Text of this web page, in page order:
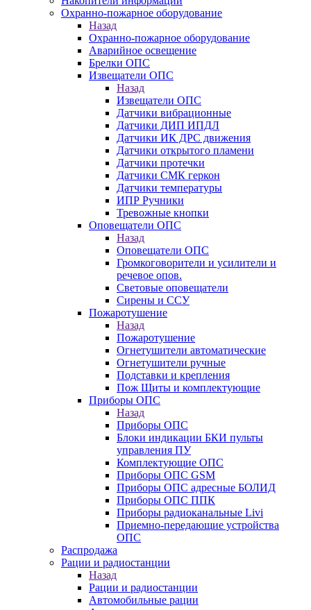
Охранно-пожарное оборудование
Назад
Охранно-пожарное оборудование
Аварийное освещение
Брелки ОПС
Извещатели ОПС
Назад
Извещатели ОПС
Датчики вибрационные
Датчики ДИП ИПДЛ
Датчики ИК ДРС движения
Датчики открытого пламени
Датчики протечки
Датчики СМК геркон
Датчики температуры
ИПР Ручники
Тревожные кнопки
Оповещатели ОПС
Назад
Оповещатели ОПС
Громкоговорители и усилители и
речевое опов.
Световые оповещатели
Сирены и ССУ
Пожаротушение
Назад
Пожаротушение
Огнетушители автоматические
Огнетушители ручные
Подставки и крепления
Пож Щиты и комплектующие
Приборы ОПС
Назад
Приборы ОПС
Блоки индикации БКИ пульты
управления ПУ
Комплектующие ОПС
Приборы ОПС GSM
Приборы ОПС адресные БОЛИД
Приборы ОПС ППК
Приборы радиоканальные Livi
Приемно-передающие устройства
ОПС
Распродажа
Рации и радиостанции
Назад
Рации и радиостанции
Автомобильные рации